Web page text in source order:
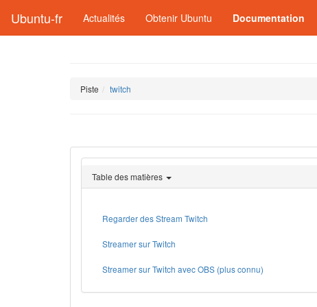
Ubuntu-fr Actualités Obtenir Ubuntu Documentation
Piste twitch
Table des matières
Regarder des Stream Twitch
Streamer sur Twitch
Streamer sur Twitch avec OBS (plus connu)